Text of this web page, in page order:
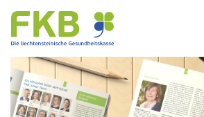
Inhalt
springen
Zur
Navigation
springen